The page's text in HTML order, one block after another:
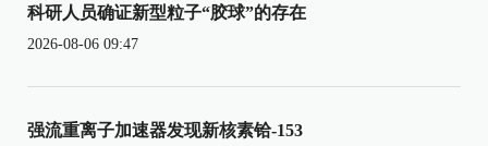
科研人员确证新型粒子“胶球”的存在
2026-08-06 09:47
强流重离子加速器发现新核素铪-153